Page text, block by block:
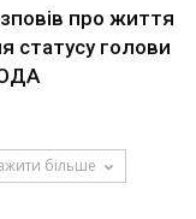
про життя
статусу голови
ОДА
більше